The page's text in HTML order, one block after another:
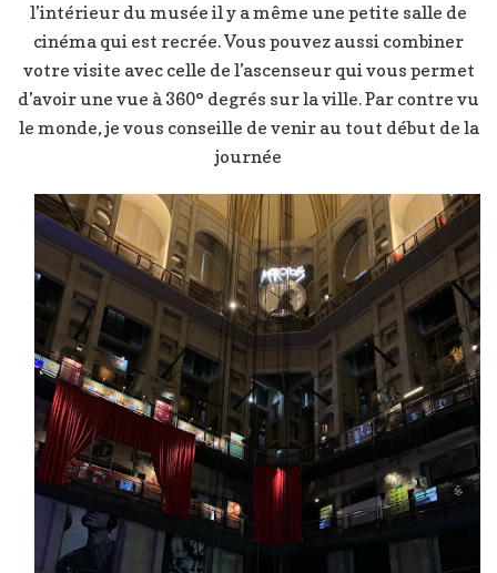
l’intérieur du musée il y a même une petite salle de
cinéma qui est recrée. Vous pouvez aussi combiner
votre visite avec celle de l’ascenseur qui vous permet
d’avoir une vue à 360° degrés sur la ville. Par contre vu
le monde, je vous conseille de venir au tout début de la
journée